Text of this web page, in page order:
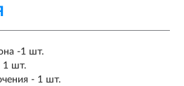
-1 шт.
1 шт.
- 1 шт.